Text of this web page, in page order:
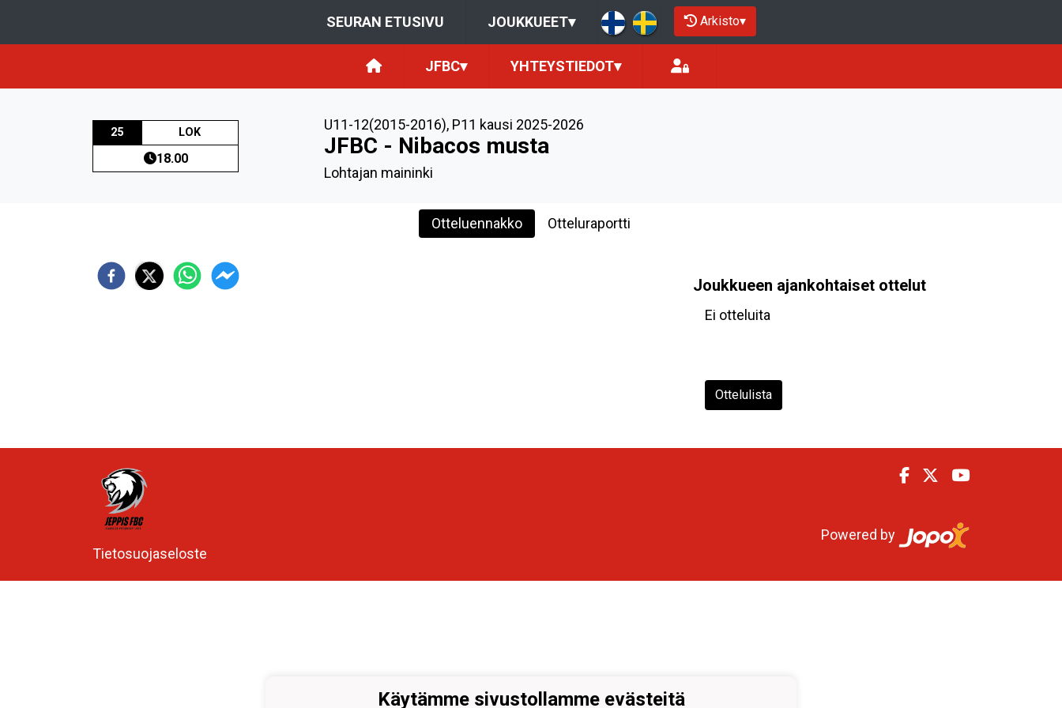
SEURAN ETUSIVU JOUKKUEET▾ Arkisto▾
JFBC▾ YHTEYSTIEDOT▾
25 LOK
18.00
U11-12(2015-2016), P11 kausi 2025-2026
JFBC - Nibacos musta
Lohtajan maininki
Otteluennakko Otteluraportti
Joukkueen ajankohtaiset ottelut
Ei otteluita
Ottelulista
Tietosuojaseloste
Powered by
Käytämme sivustollamme evästeitä